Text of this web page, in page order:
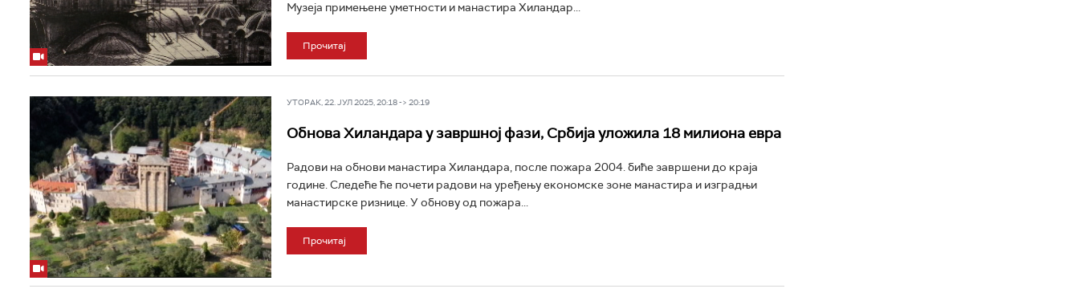
Музеја примењене уметности и манастира Хиландар...
Прочитај
УТОРАК, 22. ЈУЛ 2025, 20:18 -> 20:19
Обнова Хиландара у завршној фази, Србија уложила 18 милиона евра
Радови на обнови манастира Хиландара, после пожара 2004. биће завршени до краја
године. Следеће ће почети радови на уређењу економске зоне манастира и изградњи
манастирске ризнице. У обнову од пожара...
Прочитај